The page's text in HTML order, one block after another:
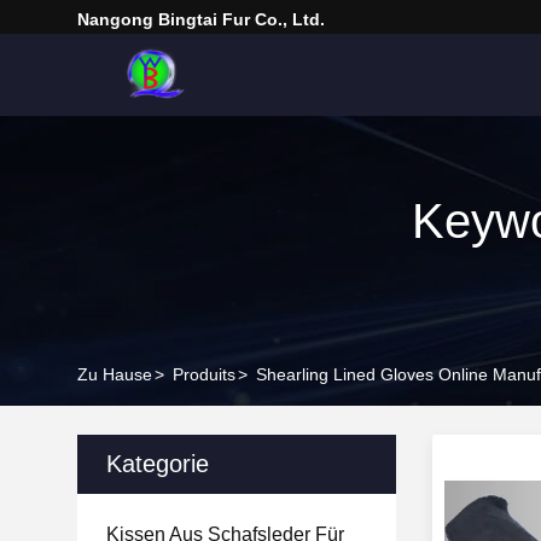
Nangong Bingtai Fur Co., Ltd.
Zu Hause> Produits> Shearling Lined Gloves Online
Kategorie
Kissen Aus Schafsleder Für